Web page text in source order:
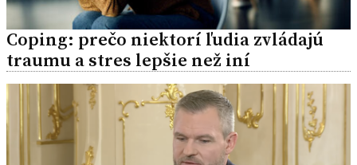
Coping: prečo niektorí ľudia zvládajú
traumu a stres lepšie než iní